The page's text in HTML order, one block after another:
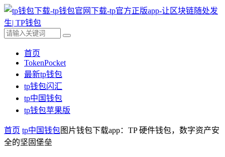
首页
TokenPocket
最新tp钱包
tp钱包闪汇
tp中国钱包
tp钱包苹果版
首页 tp中国钱包图片钱包下载app：TP 硬件钱包，数字资产安
全的坚固堡垒